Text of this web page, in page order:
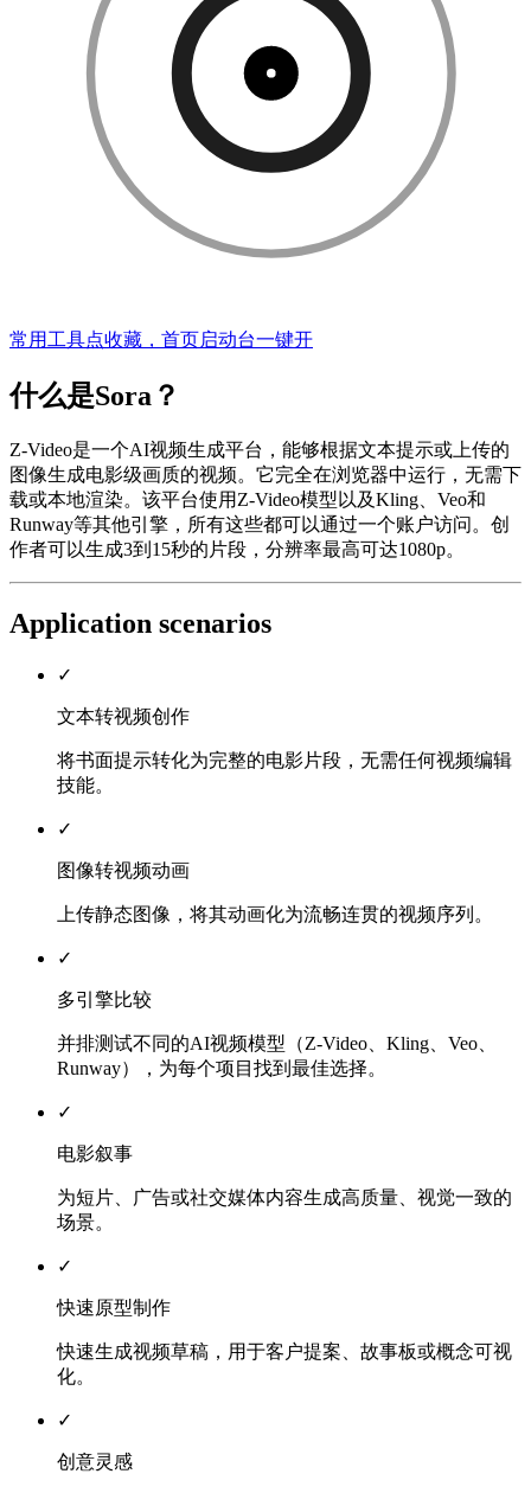
常用工具点收藏，首页启动台一键开
什么是Sora？
Z-Video是一个AI视频生成平台，能够根据文本提示或上传的
图像生成电影级画质的视频。它完全在浏览器中运行，无需下
载或本地渲染。该平台使用Z-Video模型以及Kling、Veo和
Runway等其他引擎，所有这些都可以通过一个账户访问。创
作者可以生成3到15秒的片段，分辨率最高可达1080p。
Application scenarios
✓
文本转视频创作
将书面提示转化为完整的电影片段，无需任何视频编辑
技能。
✓
图像转视频动画
上传静态图像，将其动画化为流畅连贯的视频序列。
✓
多引擎比较
并排测试不同的AI视频模型（Z-Video、Kling、Veo、
Runway），为每个项目找到最佳选择。
✓
电影叙事
为短片、广告或社交媒体内容生成高质量、视觉一致的
场景。
✓
快速原型制作
快速生成视频草稿，用于客户提案、故事板或概念可视
化。
✓
创意灵感